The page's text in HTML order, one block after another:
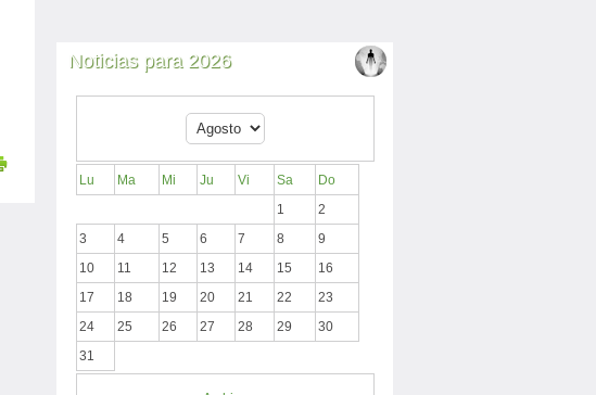
Noticias para 2026
Lu Ma Mi Ju Vi Sa
Do
1
2
3
4 5 6 7 8
9
10
11 12 13 14 15
16
17
18 19 20 21 22
23
24
25 26 27 28 29
30
31